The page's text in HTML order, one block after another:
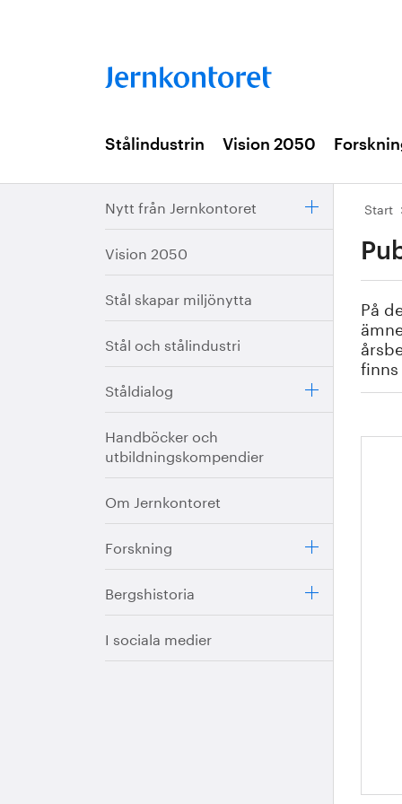
Stålindustrin Vision 2050
Nytt från Jernkontoret
Vision 2050
Stål skapar miljönytta
Stål och stålindustri
Ståldialog
Handböcker och
utbildningskompendier
Om Jernkontoret
Forskning
Bergshistoria
I sociala medier
Start
På